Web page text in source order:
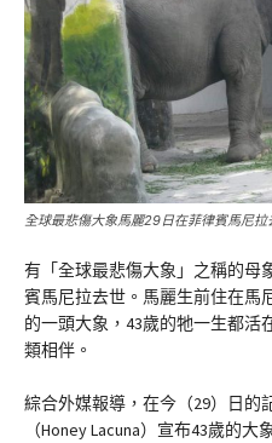
全球最悲傷大象馬麗29日在菲律賓馬尼
有「全球最悲傷大象」之稱的母
賓馬尼拉去世。馬麗生前住在馬
的一頭大象，43歲的牠一生都活
類相伴。
綜合外媒報導，在今（29）日的
（Honey Lacuna）宣布43歲的